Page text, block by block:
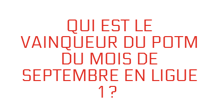
QUI EST LE
VAINQUEUR DU POTM
DU MOIS DE
SEPTEMBRE EN LIGUE
1 ?